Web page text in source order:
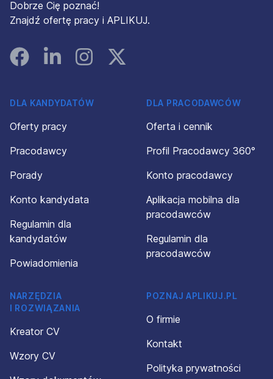
Dobrze Cię poznać!
Znajdź ofertę pracy i APLIKUJ.
FacebookLinked InInstagramInstagram
DLA KANDYDATÓW
Oferty pracy
Pracodawcy
Porady
Konto kandydata
Regulamin dla
kandydatów
Powiadomienia
DLA PRACODAWCÓW
Oferta i cennik
Profil Pracodawcy 360°
Konto pracodawcy
Aplikacja mobilna dla
pracodawców
Regulamin dla
pracodawców
NARZĘDZIA
I ROZWIĄZANIA
Kreator CV
Wzory CV
POZNAJ APLIKUJ.PL
O firmie
Kontakt
Polityka prywatności